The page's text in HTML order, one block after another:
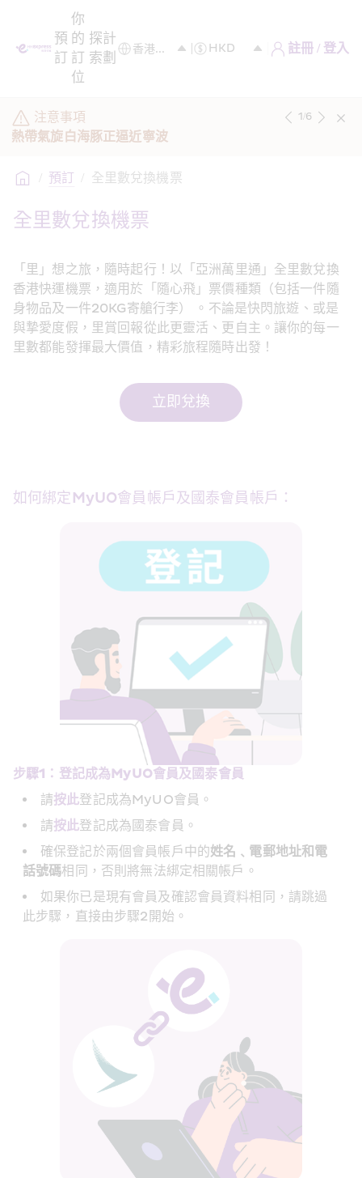
預
訂
你
的
訂
位
探
索
計
劃
註冊 / 登入
注意事項
熱帶氣旋白海豚正逼近寧波
1/6
/ 預訂 / 全里數兌換機票
全里數兌換機票
「里」想之旅，隨時起行！以「亞洲萬里通」全里數兌換
香港快運機票，適用於「隨心飛」票價種類（包括一件隨
身物品及一件20KG寄艙行李） 。不論是快閃旅遊、或是
與摯愛度假，里賞回報從此更靈活、更自主。讓你的每一
里數都能發揮最大價值，精彩旅程隨時出發！
立即兌換
如何綁定MyUO會員帳戶及國泰會員帳戶：
步驟1：登記成為MyUO會員及國泰會員
請按此登記成為MyUO會員。
請按此登記成為國泰會員。
確保登記於兩個會員帳戶中的姓名﹑電郵地址和電
話號碼相同，否則將無法綁定相關帳戶。
如果你已是現有會員及確認會員資料相同，請跳過
此步驟，直接由步驟2 開始。